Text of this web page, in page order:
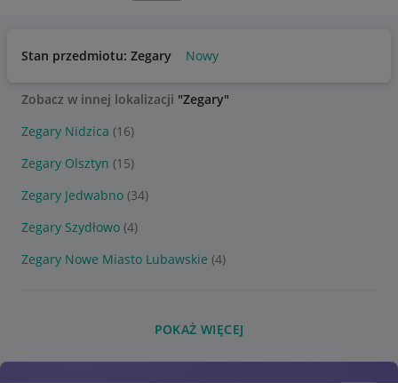
Stan przedmiotu: Zegary Nowy
Zobacz w innej lokalizacji "Zegary"
Zegary Nidzica (16)
Zegary Olsztyn (15)
Zegary Jedwabno (34)
Zegary Szydłowo (4)
Zegary Nowe Miasto Lubawskie (4)
POKAŻ WIĘCEJ